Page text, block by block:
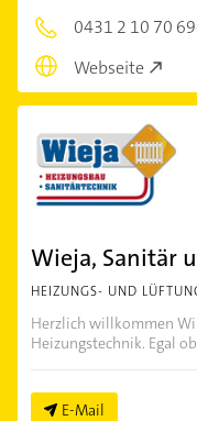
0431 2 10 70
Webseite
Wieja, Sanitär
HEIZUNGS- UND
Herzlich willkommen
Heizungstechnik. Egal ob
E-Mail